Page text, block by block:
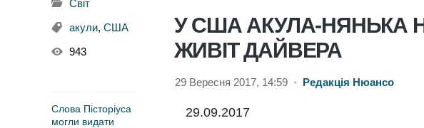
У США АКУЛА-НЯНЬКА
ЖИВІТ ДАЙВЕРА
29 Вересня 2017, 14:59 • Редакція Нюансо
29.09.2017
Світ
акули, США
943
Слова Пісторіуса
могли видати